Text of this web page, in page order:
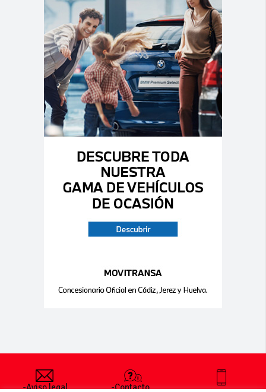
-Aviso legal -Contacto